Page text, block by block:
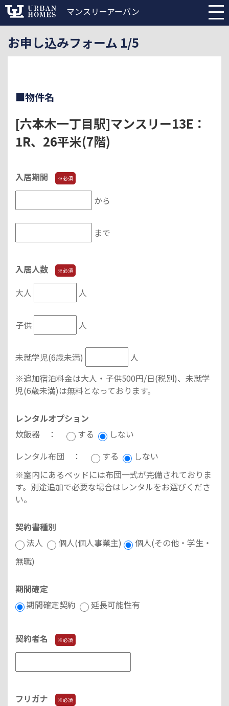
マンスリーアーバン
お申し込みフォーム 1/5
■物件名
[六本木一丁目駅]マンスリー13E：
1R、26平米(7階)
入居期間 ※必須
から
まで
入居人数 ※必須
大人 人
子供 人
未就学児(6歳未満)
人
※追加宿泊料金は大人・子供500円/日(税別)、未就学
児(6歳未満)は無料となっております。
レンタルオプション
炊飯器 ：
する
しない
レンタル布団 ：
する
しない
※室内にあるベッドには布団一式が完備されておりま
す。別途追加で必要な場合はレンタルをお選びくださ
い。
契約書種別
法人
個人(個人事業主)
個人(その他・学生・
無職)
期間確定
期間確定契約
延長可能性有
契約者名 ※必須
フリガナ ※必須